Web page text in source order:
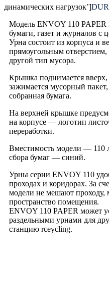
динамических нагрузок’]
Модель ENVOY 110 PAPER
бумаги, газет и журналов с
Урна состоит из корпуса и
прямоугольным
другой тип мусора.
Крышка поднимается
зажимается мусорный
собранная бумага.
На верхней крышке
на корпусе — логотип
переработки.
Вместимость модели — 110
сбора бумаг — синий.
Урны серии ENVOY 110
проходах и коридорах. За
модели не мешают проходу,
пространство помещения.
ENVOY 110 PAPER может
раздельными урнами для
станцию rceycling.